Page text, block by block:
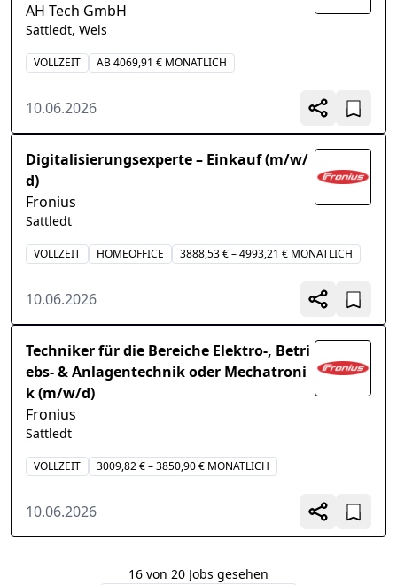
AH Tech GmbH
Sattledt, Wels
VOLLZEIT AB 4069,91 € MONATLICH
10.06.2026
Digitalisierungsexperte – Einkauf (m/w/
d)
Fronius
Sattledt
VOLLZEIT HOMEOFFICE 3888,53 € – 4993,21 € MONATLICH
10.06.2026
Techniker für die Bereiche Elektro-, Betri
ebs- & Anlagentechnik oder Mechatroni
k (m/w/d)
Fronius
Sattledt
VOLLZEIT 3009,82 € – 3850,90 € MONATLICH
10.06.2026
16 von 20 Jobs gesehen